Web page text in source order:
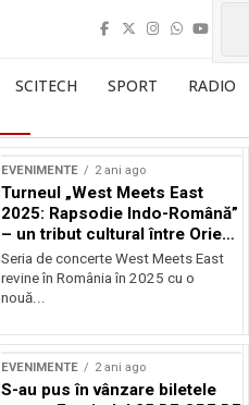
SCITECH SPORT RADIO
EVENIMENTE 2 ani ago
Turneul „West Meets East
2025: Rapsodie Indo-Română”
– un tribut cultural între Orient
și Occident
Seria de concerte West Meets East
revine în România în 2025 cu o
nouă...
EVENIMENTE 2 ani ago
S-au pus în vânzare biletele